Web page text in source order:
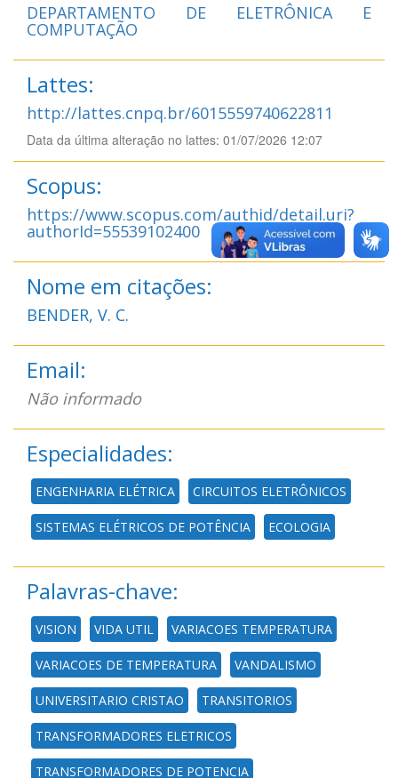
DEPARTAMENTO DE ELETRÔNICA E
COMPUTAÇÃO
Lattes:
http://lattes.cnpq.br/6015559740622811
Data da última alteração no lattes: 01/07/2026 12:07
Scopus:
https://www.scopus.com/authid/detail.uri?
authorId=55539102400
Nome em citações:
BENDER, V. C.
Email:
Não informado
Especialidades:
ENGENHARIA ELÉTRICA CIRCUITOS ELETRÔNICOS
SISTEMAS ELÉTRICOS DE POTÊNCIA ECOLOGIA
Palavras-chave:
VISION VIDA UTIL VARIACOES TEMPERATURA
VARIACOES DE TEMPERATURA VANDALISMO
UNIVERSITARIO CRISTAO TRANSITORIOS
TRANSFORMADORES ELETRICOS
TRANSFORMADORES DE POTENCIA